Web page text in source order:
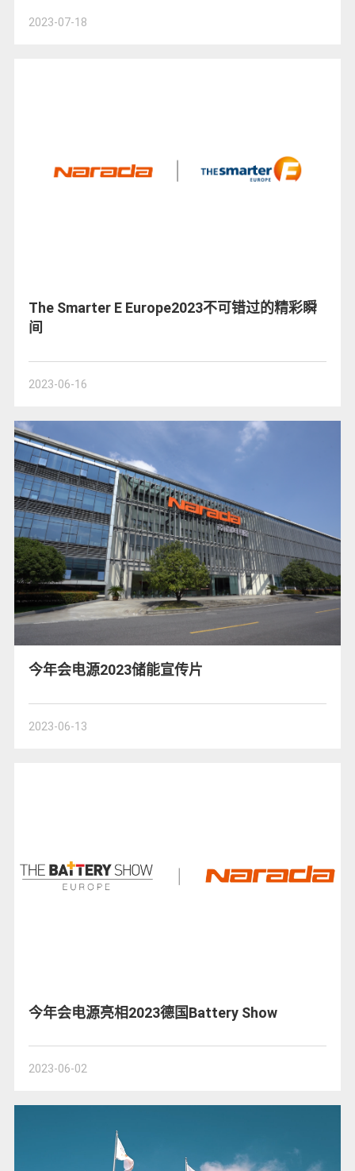
2023-07-18
The Smarter E Europe2023不可错过的精彩瞬
间
2023-06-16
今年会电源2023储能宣传片
2023-06-13
今年会电源亮相2023德国Battery Show
2023-06-02